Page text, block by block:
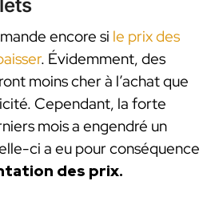
encore si le prix des
. Évidemment, des
moins cher à l’achat que
Cependant, la forte
mois a engendré un
ci a eu pour conséquence
des prix.